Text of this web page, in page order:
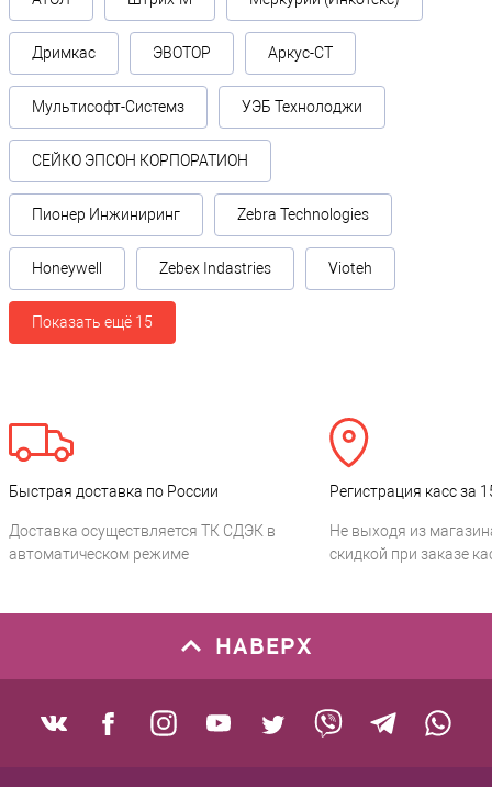
Дримкас ЭВОТОР Аркус-СТ
Мультисофт-Системз УЭБ Технолоджи
СЕЙКО ЭПСОН КОРПОРАТИОН
Пионер Инжиниринг Zebra Technologies
Honeywell Zebex Indastries Vioteh
Показать ещё 15
Быстрая доставка по России
Доставка осуществляется ТК СДЭК в
автоматическом режиме
Регистрация касс за
Не выходя из
скидкой при заказе
НАВЕРХ